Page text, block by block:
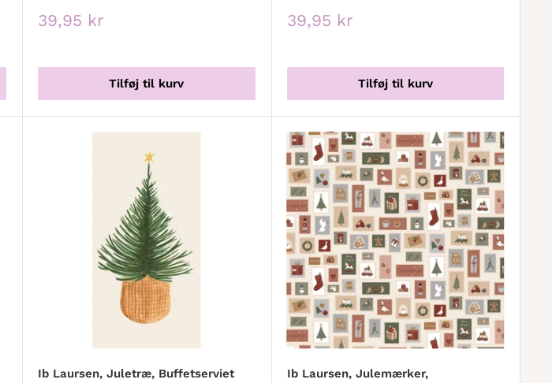
Udsalgspris
39,95 kr
Tilføj til kurv
Udsalgspris
39,95 kr
Tilføj til kurv
Ib Laursen, Juletræ, Buffetserviet
Ib Laursen, Julemærker,